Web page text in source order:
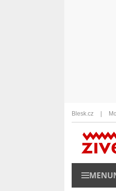
Blesk.cz
MENU